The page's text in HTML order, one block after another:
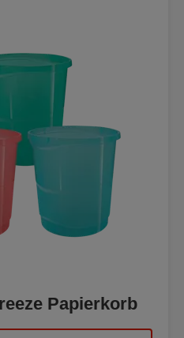
Papierkorb